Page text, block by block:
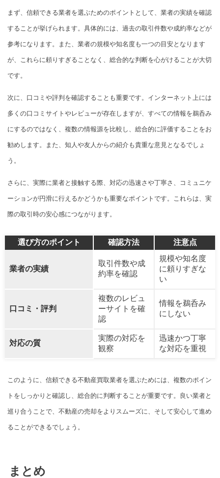
まず、信頼できる業者を選ぶためのポイントとして、業者の実績を確認
することが挙げられます。具体的には、過去の取引件数や成約率などが
参考になります。また、業者の規模や知名度も一つの目安となります
が、これらに頼りすぎることなく、総合的な判断を心がけることが大切
です。
次に、口コミや評判を確認することも重要です。インターネット上には
多くの口コミサイトやレビューが存在しますが、すべての情報を鵜呑み
にするのではなく、複数の情報源を比較し、総合的に評価することをお
勧めします。また、知人や友人からの紹介も貴重な意見となるでしょ
う。
さらに、実際に業者と接触する際、対応の迅速さや丁寧さ、コミュニケ
ーションが円滑に行えるかどうかも重要なポイントです。これらは、実
際の取引時の安心感につながります。
選び方のポイント 確認方法 注意点
業者の実績
取引件数や成
約率を確認
規模や知名度
に頼りすぎな
い
口コミ・評判
複数のレビュ
ーサイトを確
認
情報を鵜呑み
にしない
対応の質
実際の対応を
観察
迅速かつ丁寧
な対応を重視
このように、信頼できる不動産買取業者を選ぶためには、複数のポイン
トをしっかりと確認し、総合的に判断することが重要です。良い業者と
巡り合うことで、不動産の売却をよりスムーズに、そして安心して進め
ることができるでしょう。
まとめ